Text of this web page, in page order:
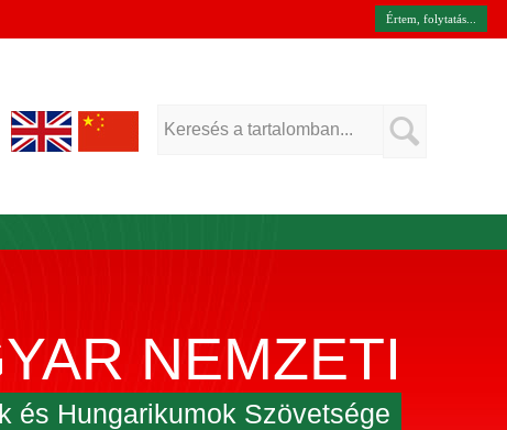
Értem, folytatás...
NEMZETI
és Hungarikumok Szövetsége